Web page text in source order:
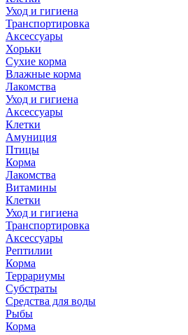
Уход и гигиена
Транспортировка
Аксессуары
Хорьки
Сухие корма
Влажные корма
Лакомства
Уход и гигиена
Аксессуары
Клетки
Амуниция
Птицы
Корма
Лакомства
Витамины
Клетки
Уход и гигиена
Транспортировка
Аксессуары
Рептилии
Корма
Террариумы
Субстраты
Средства для воды
Рыбы
Корма